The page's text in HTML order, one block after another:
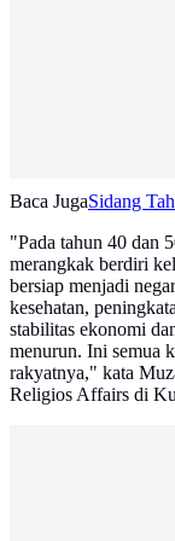
Baca JugaSidang
"Pada tahun 40 dan
merangkak berdiri
bersiap menjadi
kesehatan,
stabilitas ekonomi
menurun. Ini semua
rakyatnya," kata
Religios Affairs di